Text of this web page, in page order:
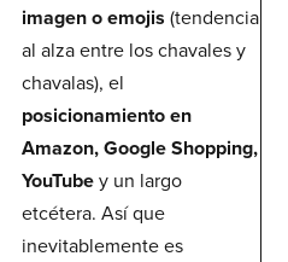
imagen o emojis (tendencia
al alza entre los chavales y
chavalas), el
posicionamiento en
Amazon, Google Shopping,
YouTubey un largo
etcétera. Así que
inevitablemente es